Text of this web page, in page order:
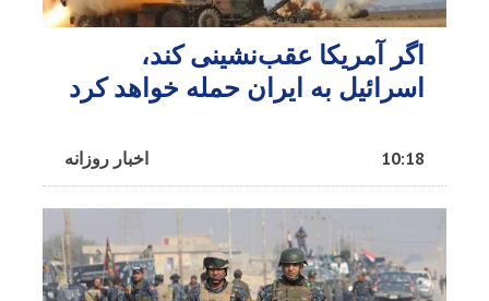
اگر آمریکا عقب‌نشینی کند،
اسرائیل به ایران حمله خواهد کرد
اخبار روزانه 10:18